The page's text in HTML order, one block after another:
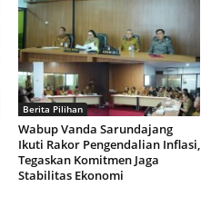
Berita Pilihan
Wabup Vanda Sarundajang
Ikuti Rakor Pengendalian Inflasi,
Tegaskan Komitmen Jaga
Stabilitas Ekonomi